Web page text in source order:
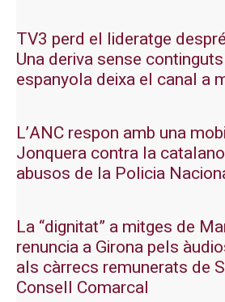
TV3 perd el lideratge
Una deriva sense
espanyola deixa el canal a
L’ANC respon amb una
Jonquera contra la
abusos de la Policia
La “dignitat” a mitges de
renuncia a Girona pels
als càrrecs remunerats de
Consell Comarcal